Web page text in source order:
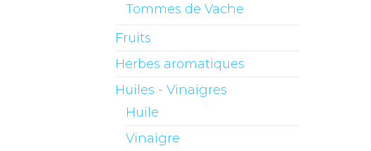
Tommes de Vache
Fruits
Herbes aromatiques
Huiles - Vinaigres
Huile
Vinaigre